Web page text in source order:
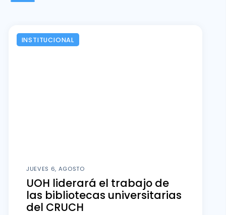
INSTITUCIONAL
JUEVES 6, AGOSTO
UOH liderará el trabajo de
las bibliotecas universitarias
del CRUCH